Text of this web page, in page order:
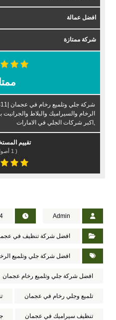
افضل عمالة
شركة ممتازة
الرخام والسيراميك والبلاط
,اكبر شركات الجلي في الامارات
تقييم
(
1
Admin 4 مايو، 2024
افضل شركة تنظيف في عجمان
افضل شركة جلي وتلميع
افضل شركة جلي وتلميع رخام عجمان
تلميع وجلي رخام في عجمان
تنظيف سيراميك في عجمان